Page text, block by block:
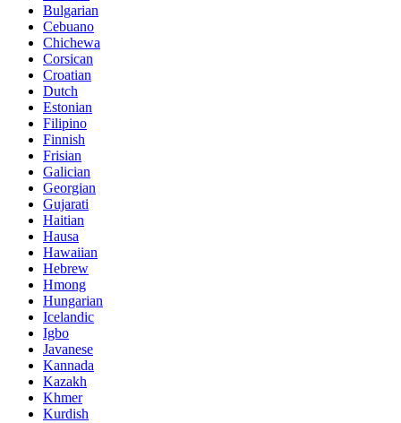
Bulgarian
Cebuano
Chichewa
Corsican
Croatian
Dutch
Estonian
Filipino
Finnish
Frisian
Galician
Georgian
Gujarati
Haitian
Hausa
Hawaiian
Hebrew
Hmong
Hungarian
Icelandic
Igbo
Javanese
Kannada
Kazakh
Khmer
Kurdish